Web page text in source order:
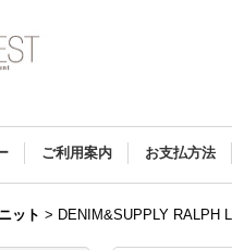
ご利用案内 お支払方法
ニット > DENIM&SUPPLY RALPH